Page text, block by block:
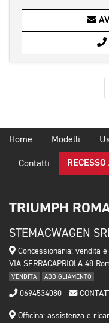
Home Modelli
Contatti
TRIUMPH
STEMACWAGEN
Concessionaria: vendita
VIA SERRACAPRIOLA 48
VENDITA ABBIGLIAMENTO
0694534080
Officina: assistenza e